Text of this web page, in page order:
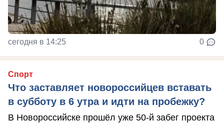
сегодня в 14:25 0
Спорт
Что заставляет новороссийцев вставать
в субботу в 6 утра и идти на пробежку?
В Новороссийске прошёл уже 50-й забег проекта